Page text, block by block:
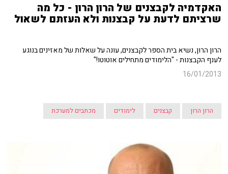
האקדמיה לקבצנים של הרון הרון - כל מה
שרציתם לדעת על קבצנות ולא העזתם לשאול
הרון הרון, נשיא בית הספר לקבצנים, עונה על שאלות של מאזינים בנוגע
לענף הקבצנות - "הלימודים מתחילים אוטוטו!"
16/01/2013
הרון הרון קבצנים לימודים מכתבים למערכת